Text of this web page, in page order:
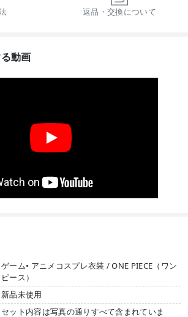
返品・交換について
動画
ゲーム• アニメコスプレ衣装 / ONE PIECE（ワン
ピース）
新品未使用
セット内容は写真の通りすべて含まれていま